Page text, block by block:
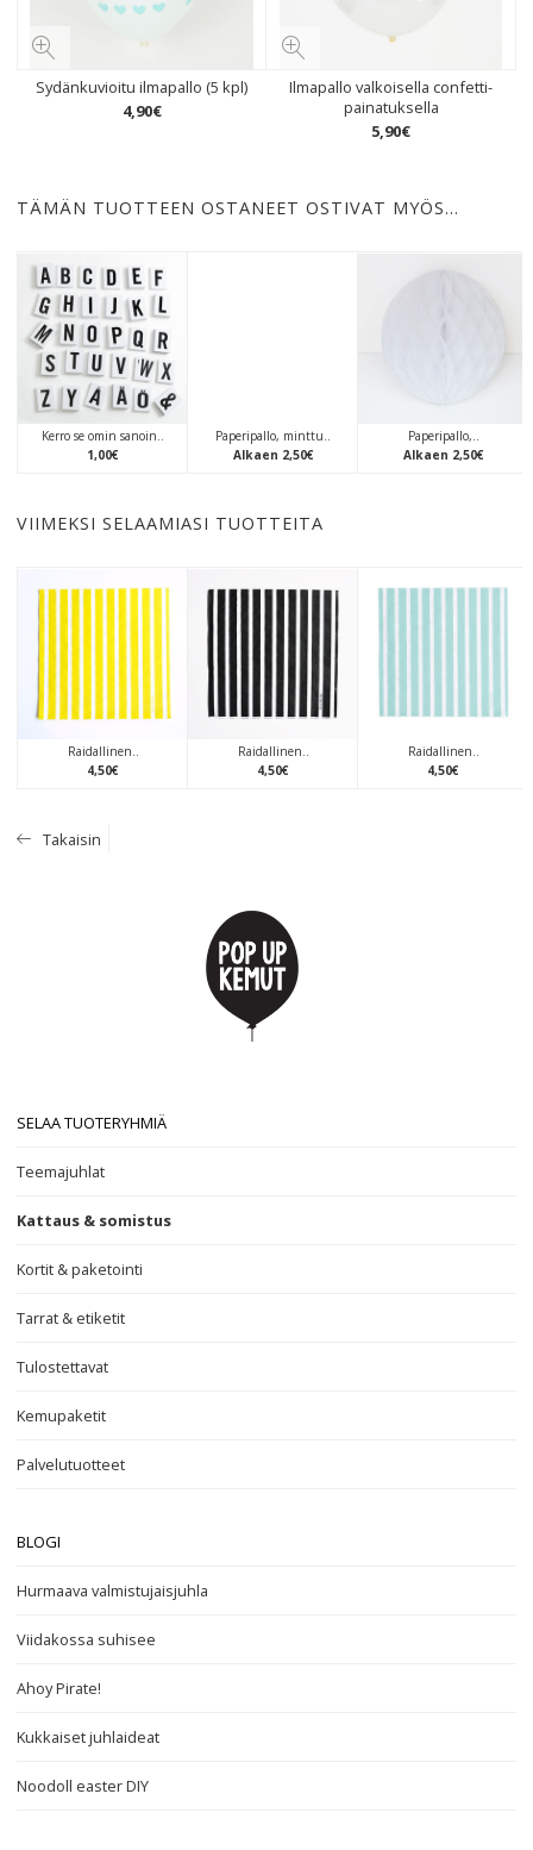
Sydänkuvioitu ilmapallo (5 kpl)
4,90€
Ilmapallo valkoisella confetti-
painatuksella
5,90€
TÄMÄN TUOTTEEN OSTANEET OSTIVAT MYÖS…
Kerro se omin sanoin..
1,00€
Paperipallo, minttu..
Alkaen 2,50€
Paperipallo,..
Alkaen 2,50€
VIIMEKSI SELAAMIASI TUOTTEITA
Raidallinen..
4,50€
Raidallinen..
4,50€
Raidallinen..
4,50€
Takaisin
SELAA TUOTERYHMIÄ
Teemajuhlat
Kattaus & somistus
Kortit & paketointi
Tarrat & etiketit
Tulostettavat
Kemupaketit
Palvelutuotteet
BLOGI
Hurmaava valmistujaisjuhla
Viidakossa suhisee
Ahoy Pirate!
Kukkaiset juhlaideat
Noodoll easter DIY